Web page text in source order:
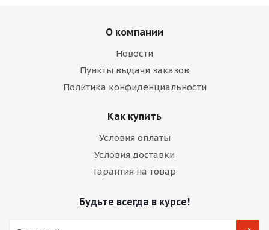
О компании
Новости
Пункты выдачи заказов
Политика конфиденциальности
Как купить
Условия оплаты
Условия доставки
Гарантия на товар
Будьте всегда в курсе!